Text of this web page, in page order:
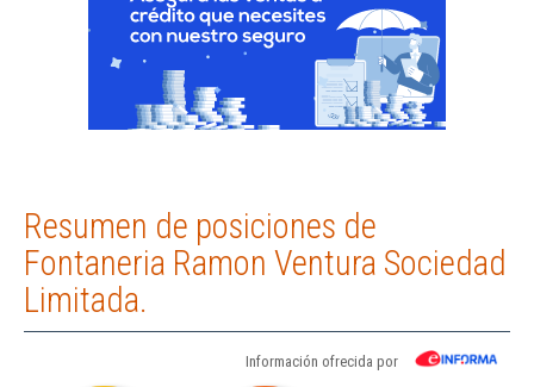
Resumen de posiciones de
Fontaneria Ramon Ventura Sociedad
Limitada.
Información ofrecida por